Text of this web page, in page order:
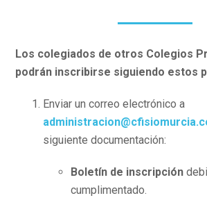
Los colegiados de otros Colegios
podrán inscribirse siguiendo estos
Enviar un correo electrónico a
siguiente documentación:
Boletín de inscripción
cumplimentado.